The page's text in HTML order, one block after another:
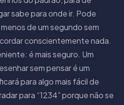
sabe para onde ir. Pode
de um segundo sem
conscientemente nada.
é mais seguro. Um
sem pensar é um
para algo mais fácil de
para “1234” porque não se